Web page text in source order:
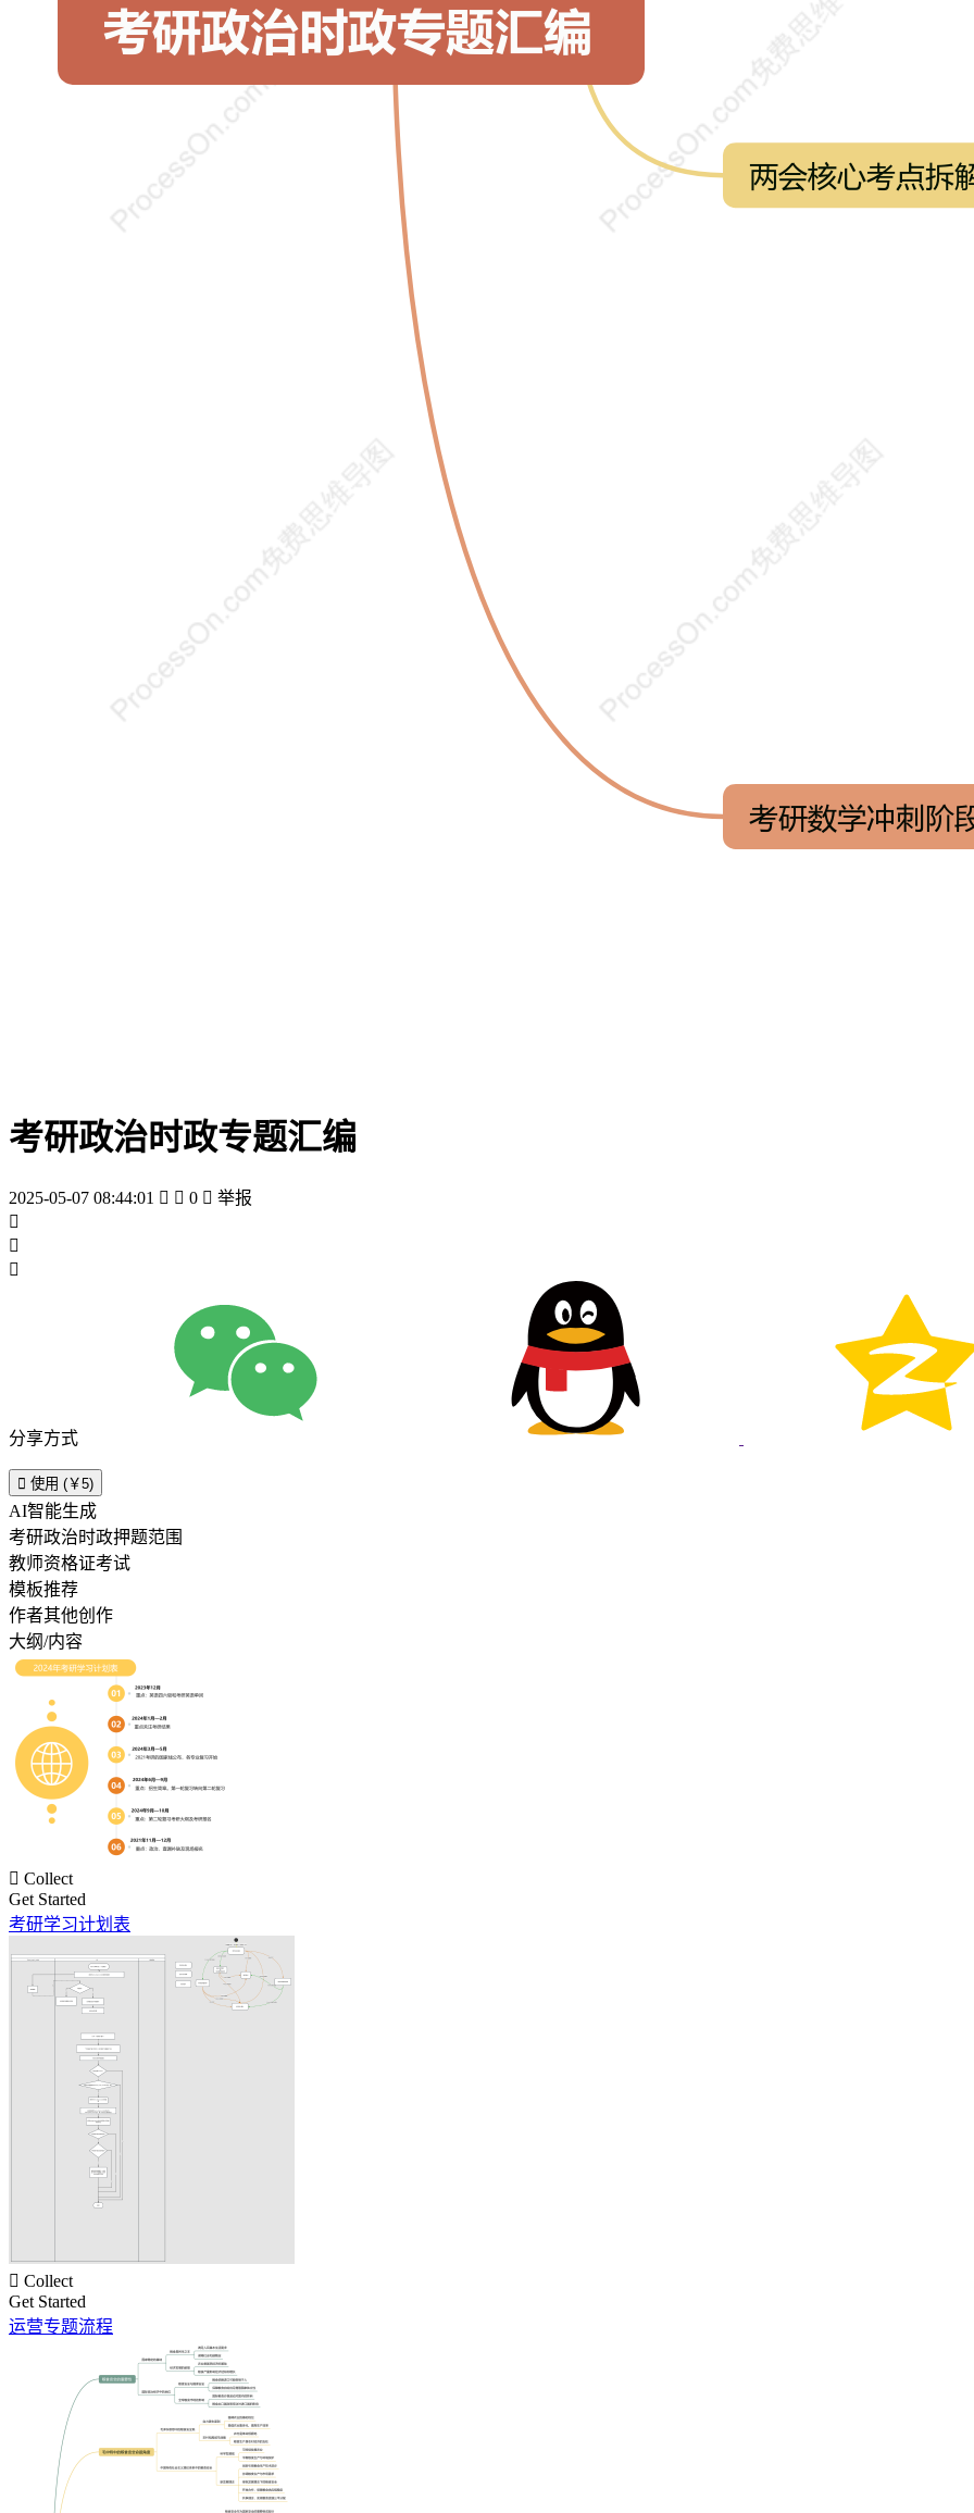
考研政治时政专题汇编
2025-05-07 08:44:01   0  举报



分享方式
 使用 (￥5)
AI智能生成
考研政治时政押题范围
教师资格证考试
模板推荐
作者其他创作
大纲/内容
 Collect
Get Started
考研学习计划表
 Collect
Get Started
运营专题流程